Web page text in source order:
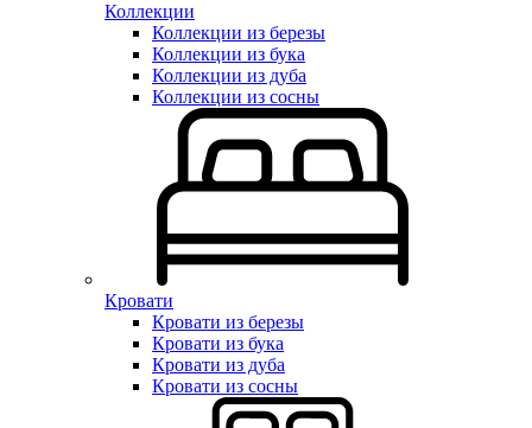
Коллекции
Коллекции из березы
Коллекции из бука
Коллекции из дуба
Коллекции из сосны
Кровати
Кровати из березы
Кровати из бука
Кровати из дуба
Кровати из сосны